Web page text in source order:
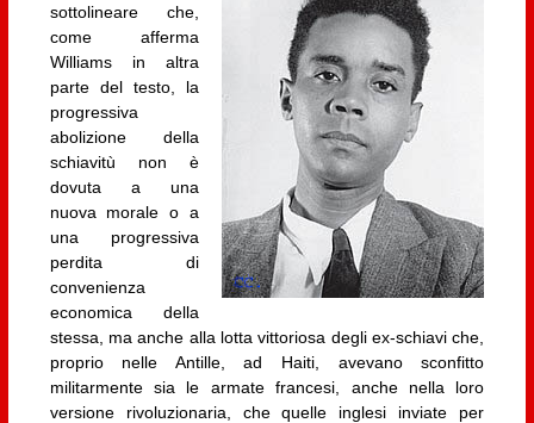
sottolineare che,
come afferma
Williams in altra
parte del testo, la
progressiva
abolizione della
schiavitù non è
dovuta a una
nuova morale o a
una progressiva
perdita di
convenienza
economica della
stessa, ma anche alla lotta vittoriosa degli ex-schiavi che,
proprio nelle Antille, ad Haiti, avevano sconfitto
militarmente sia le armate francesi, anche nella loro
versione rivoluzionaria, che quelle inglesi inviate per